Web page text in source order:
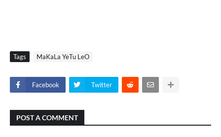
Tags MaKaLa YeTu LeO
Facebook Twitter
POST A COMMENT